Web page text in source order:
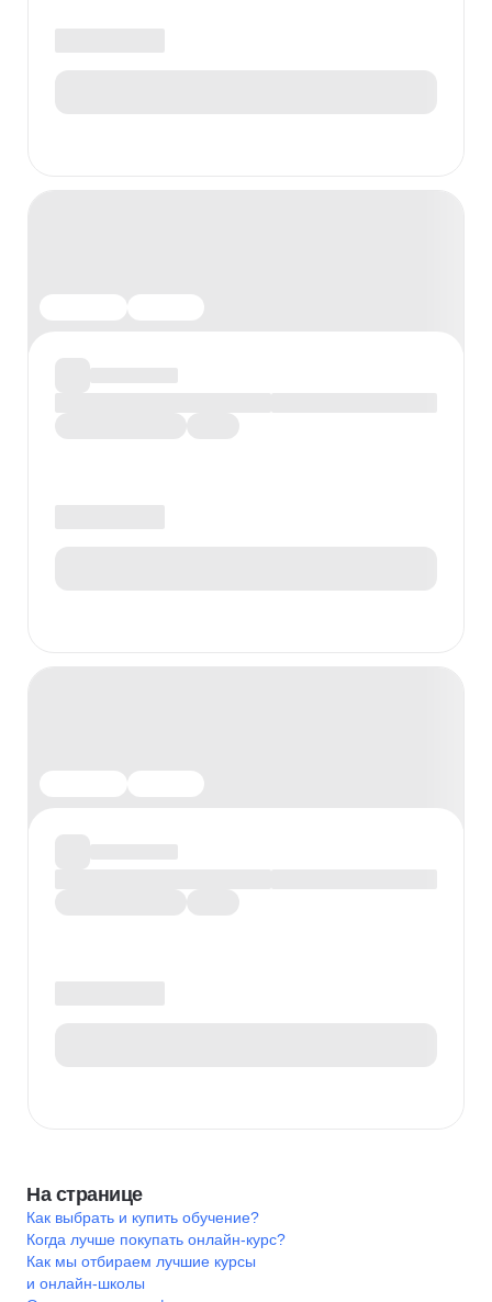
На странице
Как выбрать и купить обучение?
Когда лучше покупать онлайн-курс?
Как мы отбираем лучшие курсы
и онлайн-школы